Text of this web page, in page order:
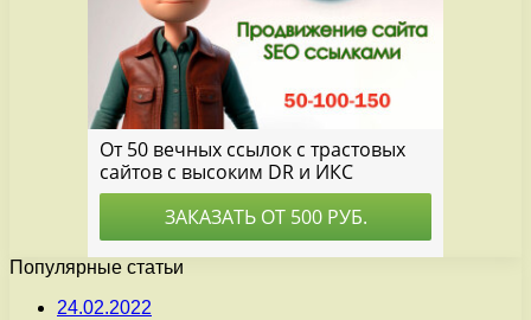
Популярные статьи
24.02.2022